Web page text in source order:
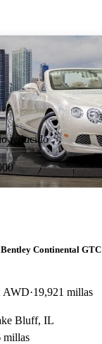
Aviso
reducido
Continental GTC
AWD 19,921 millas
Bluff, IL
millas